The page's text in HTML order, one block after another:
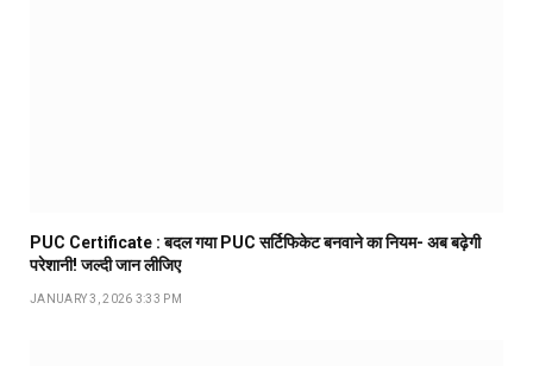
PUC Certificate : बदल गया PUC सर्टिफिकेट बनवाने का नियम- अब बढ़ेगी
परेशानी! जल्दी जान लीजिए
JANUARY 3, 2026 3:33 PM